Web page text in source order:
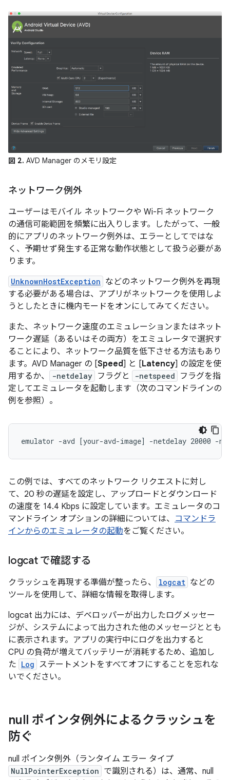
図 2. AVD Manager のメモリ設定
ネットワーク例外
ユーザーはモバイル ネットワークや Wi-Fi ネットワーク
の通信可能範囲を頻繁に出入りします。したがって、一般
的にアプリのネットワーク例外は、エラー としてではな
く、予期せず発生する正常な動作状態として扱う必要があ
ります。
UnknownHostException などのネットワーク例外を再現
する必要がある場合は、アプリがネットワークを使用しよ
うとしたときに機内モードをオンにしてみてください。
また、ネットワーク速度のエミュレーションまたはネット
ワーク遅延（あるいはその両方）をエミュレータで選択す
ることにより、ネットワーク品質を低下させる方法もあり
ます。AVD Manager の [Speed] と [Latency] の設定を使
用するか、
-netdelay フラグと -netspeed
フラグを指
定してエミュレータを起動します（次のコマンドラインの
例を参照）。
この例では、すべてのネットワーク リクエストに対し
て、20 秒の遅延を設定し、アップロードとダウンロード
の速度を 14.4 Kbps に設定しています。エミュレータのコ
マンドライン オプションの詳細については、 コマンドラ
インからのエミュレータの起動をご覧ください。
logcat で確認する
クラッシュを再現する準備が整ったら、 logcat などの
ツールを使用して、詳細な情報を取得します。
logcat 出力には、デベロッパーが出力したログメッセー
ジが、システムによって出力された他のメッセージととも
に表示されます。アプリの実行中にログを出力すると
CPU の負荷が増えてバッテリーが消耗するため、追加し
た Log ステートメントをすべてオフにすることを忘れな
いでください。
null ポインタ例外によるクラッシュを
防ぐ
null ポインタ例外（ランタイム エラー タイプ
NullPointerException で識別される）は、通常、null